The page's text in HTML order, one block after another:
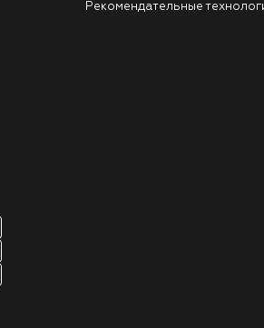
Рекомендательные